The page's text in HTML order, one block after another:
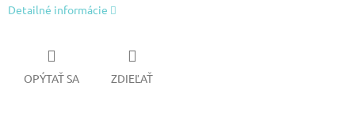
Detailné informácie
OPÝTAŤ SA ZDIEĽAŤ